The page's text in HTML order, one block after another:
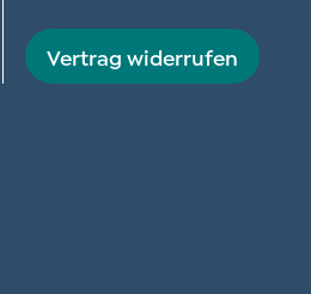
Vertrag widerrufen